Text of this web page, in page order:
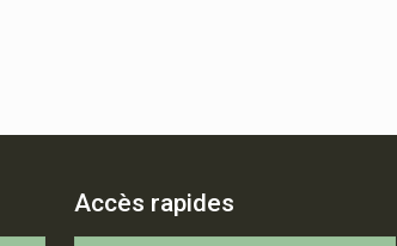
Accès rapides